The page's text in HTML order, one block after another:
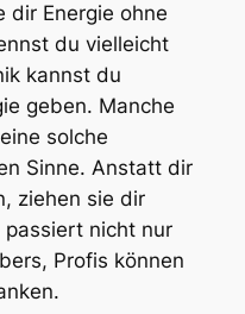
dir Energie ohne
du vielleicht
kannst du
geben. Manche
solche
Sinne. Anstatt dir
ziehen sie dir
nicht nur
Profis können